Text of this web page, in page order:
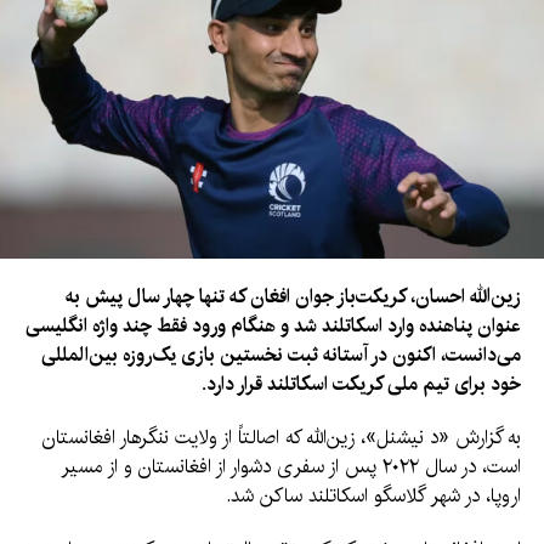
هواداران در افغانستان می‌توانند دیدار بعدی افغانستان و ایرلند را
به‌گونه زنده و اختصاصی از تلویزیون آریانا تماشا کنند.
زین‌الله احسان، کریکت‌باز جوان افغان که تنها چهار سال پیش به
عنوان پناهنده وارد اسکاتلند شد و هنگام ورود فقط چند واژه انگلیسی
می‌دانست، اکنون در آستانه ثبت نخستین بازی یک‌روزه بین‌المللی
خود برای تیم ملی کریکت اسکاتلند قرار دارد.
به گزارش «د نیشنل»، زین‌الله که اصالتاً از ولایت ننگرهار افغانستان
است، در سال ۲۰۲۲ پس از سفری دشوار از افغانستان و از مسیر
اروپا، در شهر گلاسگو اسکاتلند ساکن شد.